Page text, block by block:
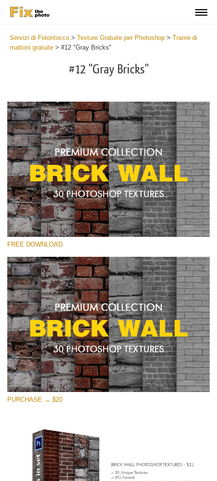
Servizi di Fotoritocco > Texture Gratuite per Photoshop > Trame di
mattoni gratuite > #12 "Gray Bricks"
#12 "Gray Bricks"
Si prega di Selezionare
Brick Wall
(30 Textures)
Large 6000*4000px
Entire Collection
(1783 Overlays)
Large 6000*4000px
Download Gratuito
FREE DOWNLOAD
PURCHASE → $20